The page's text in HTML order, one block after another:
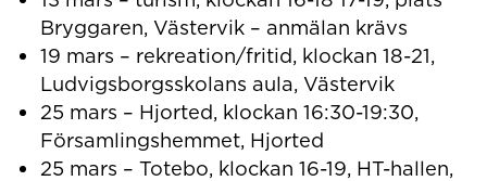
Bryggaren, Västervik – anmälan krävs
19 mars – rekreation/fritid, klockan 18-21,
Ludvigsborgsskolans aula, Västervik
25 mars – Hjorted, klockan 16:30-19:30,
Församlingshemmet, Hjorted
25 mars – Totebo, klockan 16-19, HT-hallen,